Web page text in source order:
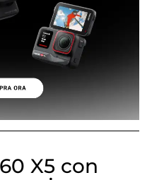
X5 con